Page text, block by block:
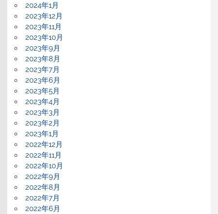
2024年1月
2023年12月
2023年11月
2023年10月
2023年9月
2023年8月
2023年7月
2023年6月
2023年5月
2023年4月
2023年3月
2023年2月
2023年1月
2022年12月
2022年11月
2022年10月
2022年9月
2022年8月
2022年7月
2022年6月